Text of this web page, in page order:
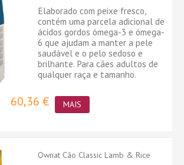
Elaborado com peixe fresco,
contém uma parcela adicional de
ácidos gordos ómega-3 e ómega-
6 que ajudam a manter a pele
saudável e o pelo sedoso e
brilhante. Para cães adultos de
qualquer raça e tamanho.
60,36 € MAIS
Ownat Cão Classic Lamb & Rice